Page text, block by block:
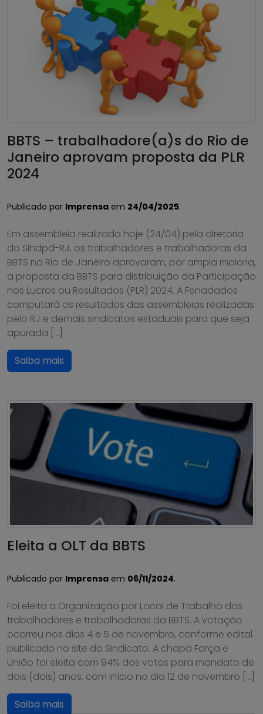
BBTS – trabalhadore(a)s do Rio de
Janeiro aprovam proposta da PLR
2024
Publicado por Imprensa em 24/04/2025.
Em assembleia realizada hoje (24/04) pela diretoria
do Sindpd-RJ, os trabalhadores e trabalhadoras da
BBTS no Rio de Janeiro aprovaram, por ampla maioria,
a proposta da BBTS para distribuição da Participação
nos Lucros ou Resultados (PLR) 2024. A Fenadados
computará os resultados das assembleias realizadas
pelo RJ e demais sindicatos estaduais para que seja
apurada […]
Saiba mais
Eleita a OLT da BBTS
Publicado por Imprensa em 06/11/2024.
Foi eleita a Organização por Local de Trabalho dos
trabalhadores e trabalhadoras da BBTS. A votação
ocorreu nos dias 4 e 5 de novembro, conforme edital
publicado no site do Sindicato. A chapa Força e
União foi eleita com 94% dos votos para mandato de
dois (dois) anos, com início no dia 12 de novembro […]
Saiba mais